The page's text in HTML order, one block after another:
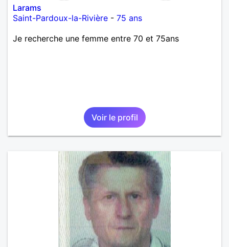
Larams
Saint-Pardoux-la-Rivière - 75 ans
Je recherche une femme entre 70 et 75ans
Voir le profil